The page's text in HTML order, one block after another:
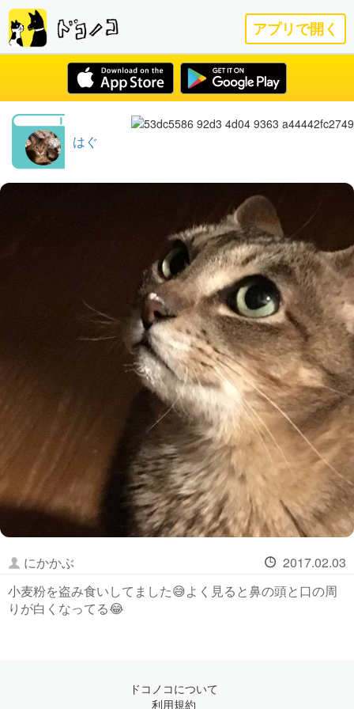
アプリで開く
はぐ
にかかぶ
2017.02.03
小麦粉を盗み食いしてました😅よく見ると鼻の頭と口の周
りが白くなってる😂
ドコノコについて
利用規約